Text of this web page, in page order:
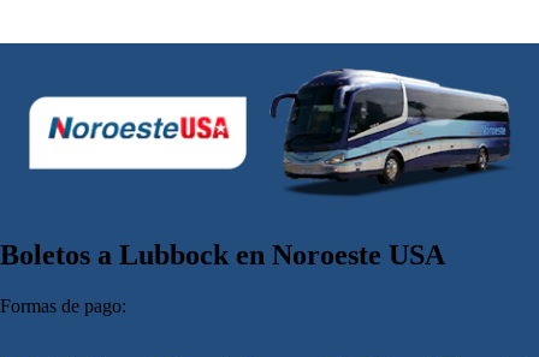
Boletos a Lubbock en Noroeste USA
Formas de pago: